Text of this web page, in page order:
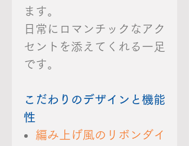
ます。
日常にロマンチックなアク
セントを添えてくれる一足
です。
こだわりのデザインと機能
性
編み上げ風のリボンダイ